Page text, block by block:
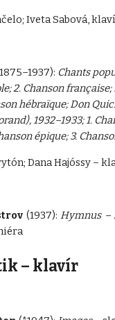
Iveta Sabová,
Chants
2. Chanson française;
hébraïque; Don
1932–1933; 1.
épique; 3.
Dana Hajóssy –
(1937):Hymnus –
– klavír